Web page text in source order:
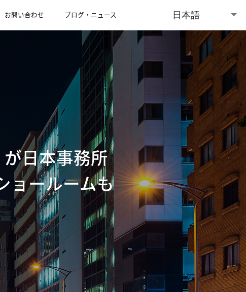
お問い合わせ ブログ・ニュース ショールーム日本語
English (Global)
English (Australia)
日本事務所
ョールームも